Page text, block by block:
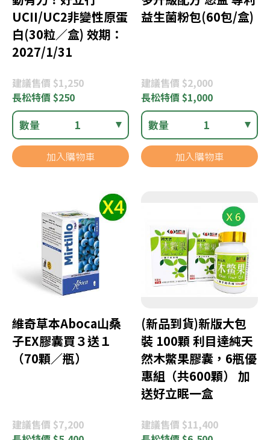
UCII/UC2非變性原蛋
白(30粒／盒) 效期：
2027/1/31
建議售價 $1,250
長松特價 $250
數量 1
加入購物車
益生菌粉包(60包/盒)
建議售價 $2,000
長松特價 $1,000
數量 1
加入購物車
維奇草本Aboca山桑
子EX膠囊買３送１
（70顆／瓶）
建議售價 $7,200
(新品到貨)新版大包
裝 100顆 利目達純天
然木鱉果膠囊，6瓶優
惠組（共600顆） 加
送好立眠一盒
建議售價 $11,400